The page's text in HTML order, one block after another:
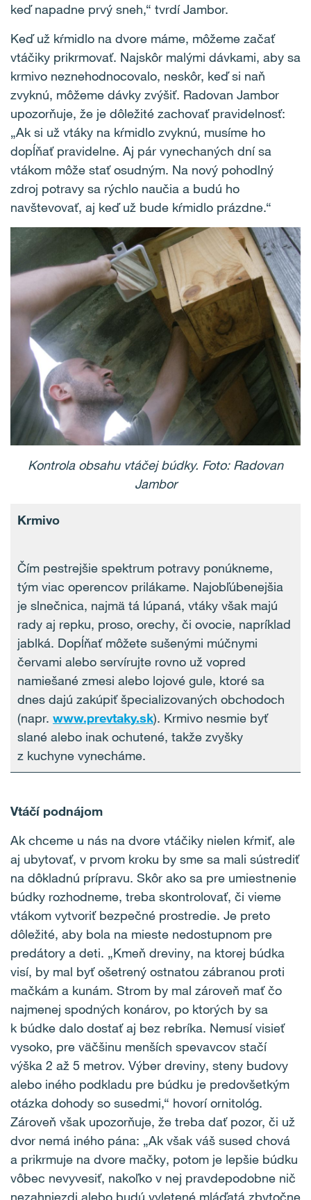
keď napadne prvý sneh,“ tvrdí Jambor.
Keď už kŕmidlo na dvore máme, môžeme začať
vtáčiky prikrmovať. Najskôr malými dávkami, aby sa
krmivo neznehodnocovalo, neskôr, keď si naň
zvyknú, môžeme dávky zvýšiť. Radovan Jambor
upozorňuje, že je dôležité zachovať pravidelnosť:
„Ak si už vtáky na kŕmidlo zvyknú, musíme ho
dopĺňať pravidelne. Aj pár vynechaných dní sa
vtákom môže stať osudným. Na nový pohodlný
zdroj potravy sa rýchlo naučia a budú ho
navštevovať, aj keď už bude kŕmidlo prázdne.“
Kontrola obsahu vtáčej búdky. Foto: Radovan
Jambor
Krmivo
Čím pestrejšie spektrum potravy ponúkneme,
tým viac operencov prilákame. Najobľúbenejšia
je slnečnica, najmä tá lúpaná, vtáky však majú
rady aj repku, proso, orechy, či ovocie, napríklad
jablká. Dopĺňať môžete sušenými múčnymi
červami alebo servírujte rovno už vopred
namiešané zmesi alebo lojové gule, ktoré sa
dnes dajú zakúpiť špecializovaných obchodoch
(napr. www.prevtaky.sk). Krmivo nesmie byť
slané alebo inak ochutené, takže zvyšky
z kuchyne vynecháme.
Vtáčí podnájom
Ak chceme u nás na dvore vtáčiky nielen kŕmiť, ale
aj ubytovať, v prvom kroku by sme sa mali sústrediť
na dôkladnú prípravu. Skôr ako sa pre umiestnenie
búdky rozhodneme, treba skontrolovať, či vieme
vtákom vytvoriť bezpečné prostredie. Je preto
dôležité, aby bola na mieste nedostupnom pre
predátory a deti. „Kmeň dreviny, na ktorej búdka
visí, by mal byť ošetrený ostnatou zábranou proti
mačkám a kunám. Strom by mal zároveň mať čo
najmenej spodných konárov, po ktorých by sa
k búdke dalo dostať aj bez rebríka. Nemusí visieť
vysoko, pre väčšinu menších spevavcov stačí
výška 2 až 5 metrov. Výber dreviny, steny budovy
alebo iného podkladu pre búdku je predovšetkým
otázka dohody so susedmi,“ hovorí ornitológ.
Zároveň však upozorňuje, že treba dať pozor, či už
dvor nemá iného pána: „Ak však váš sused chová
a prikrmuje na dvore mačky, potom je lepšie búdku
vôbec nevyvesiť, nakoľko v nej pravdepodobne nič
nezahniezdi alebo budú vyletené mláďatá zbytočne